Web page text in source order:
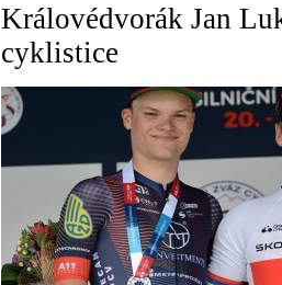
Královédvorák Jan
cyklistice